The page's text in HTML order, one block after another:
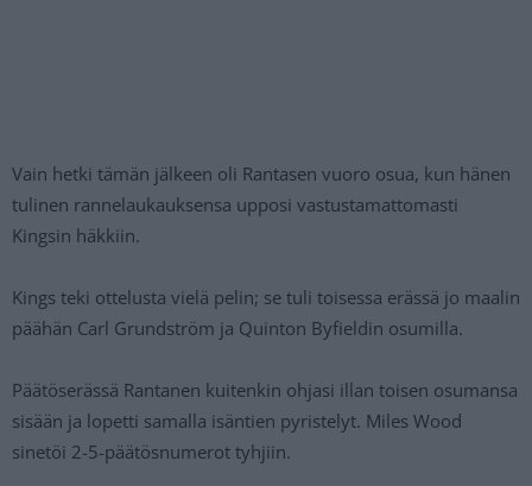
Vain hetki tämän jälkeen oli Rantasen vuoro osua, kun hänen
tulinen rannelaukauksensa upposi vastustamattomasti
Kingsin häkkiin.
Kings teki ottelusta vielä pelin; se tuli toisessa erässä jo maalin
päähän Carl Grundström ja Quinton Byfieldin osumilla.
Päätöserässä Rantanen kuitenkin ohjasi illan toisen osumansa
sisään ja lopetti samalla isäntien pyristelyt. Miles Wood
sinetöi 2-5-päätösnumerot tyhjiin.